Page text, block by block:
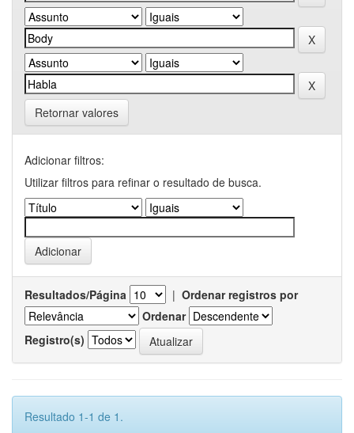
Retornar valores
Adicionar filtros:
Utilizar filtros para refinar o resultado de busca.
Resultados/Página | Ordenar registros por
Ordenar
Registro(s)
Resultado 1-1 de 1.